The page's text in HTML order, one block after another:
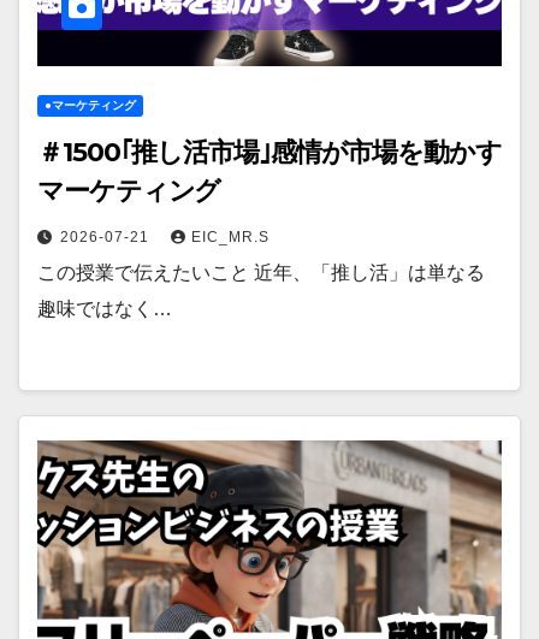
●マーケティング
＃1500｢推し活市場｣感情が市場を動かす
マーケティング
2026-07-21 EIC_MR.S
この授業で伝えたいこと 近年、「推し活」は単なる
趣味ではなく…